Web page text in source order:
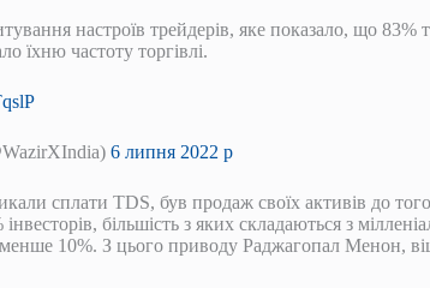
настроїв трейдерів, яке показало, що 83%
їхню частоту торгівлі.
6 липня 2022 р
сплати TDS, був продаж своїх активів до
більшість з яких складаються з
10%. З цього приводу Раджагопал Менон,